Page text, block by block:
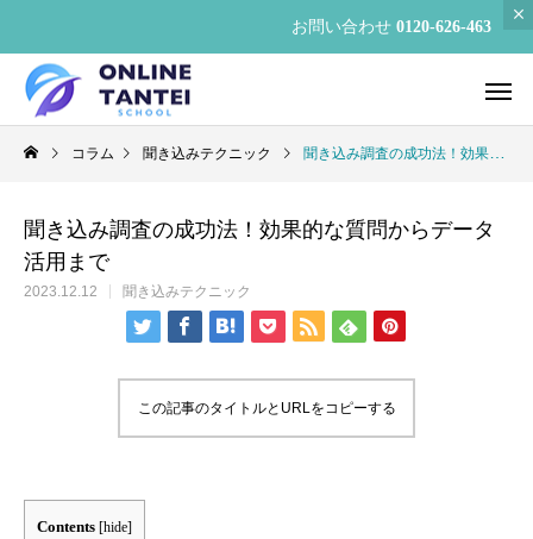
お問い合わせ 0120-626-463
コラム 聞き込みテクニック 聞き込み調査の成功法！効果的な質問からデータ活用まで
聞き込み調査の成功法！効果的な質問からデータ
活用まで
2023.12.12 聞き込みテクニック
この記事のタイトルとURLをコピーする
Contents [hide]